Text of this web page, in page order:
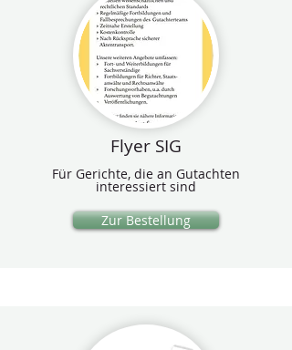
Flyer SIG
Für Gerichte, die an Gutachten
interessiert sind
Zur Bestellung